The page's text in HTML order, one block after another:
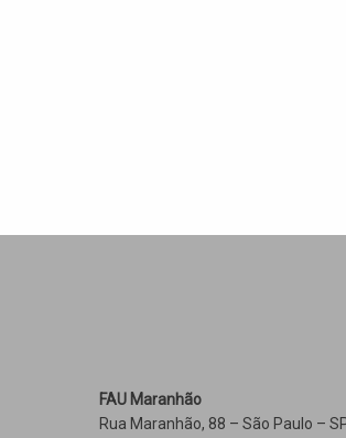
FAU Maranhão
Rua Maranhão, 88 – São Paulo –